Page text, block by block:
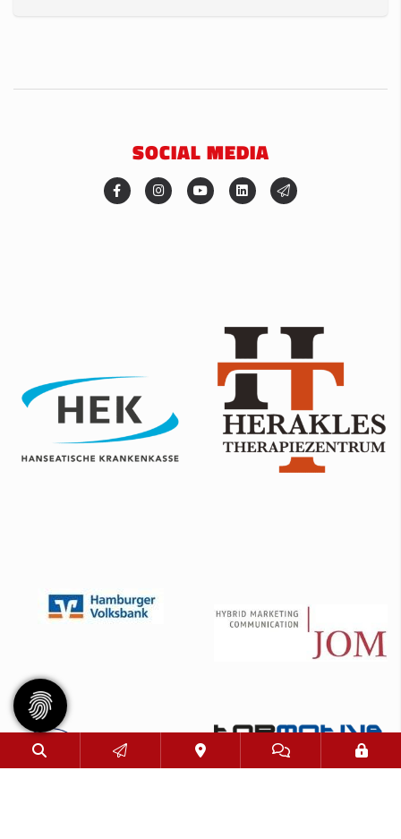
SOCIAL MEDIA